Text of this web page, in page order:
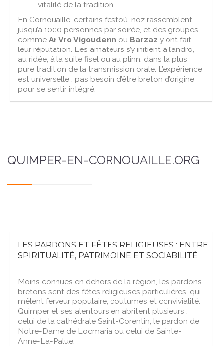
vitalité de la tradition.
En Cornouaille, certains festoù-noz rassemblent
jusqu’à 1000 personnes par soirée, et des groupes
commeAr Vro Vigoudenn ou Barzaz y ont fait
leur réputation. Les amateurs s’y initient à l’andro,
au ridée, à la suite fisel ou au plinn, dans la plus
pure tradition de la transmission orale. L’expérience
est universelle : pas besoin d’être breton d’origine
pour se sentir intégré.
QUIMPER-EN-CORNOUAILLE.ORG
LES PARDONS ET FÊTES RELIGIEUSES : ENTRE
SPIRITUALITÉ, PATRIMOINE ET SOCIABILITÉ
Moins connues en dehors de la région, les pardons
bretons sont des fêtes religieuses particulières, qui
mêlent ferveur populaire, coutumes et convivialité.
Quimper et ses alentours en abritent plusieurs :
celui de la cathédrale Saint-Corentin, le pardon de
Notre-Dame de Locmaria ou celui de Sainte-
Anne-La-Palue.